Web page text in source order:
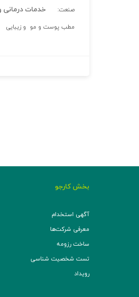
صنعت: خدمات درمانی
مطب پوست و مو و زیبایی
بخش کارجو
آگهی استخدام
معرفی شرکت‌ها
ساخت رزومه
تست شخصیت شناسی
رویداد